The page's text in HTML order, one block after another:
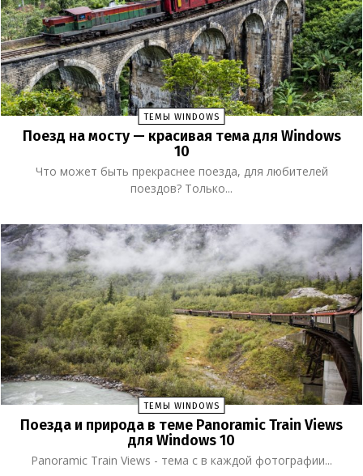
ТЕМЫ WINDOWS
Поезд на мосту — красивая тема для Windows
10
Что может быть прекраснее поезда, для любителей
поездов? Только...
ТЕМЫ WINDOWS
Поезда и природа в теме Panoramic Train Views
для Windows 10
Panoramic Train Views - тема с в каждой фотографии...